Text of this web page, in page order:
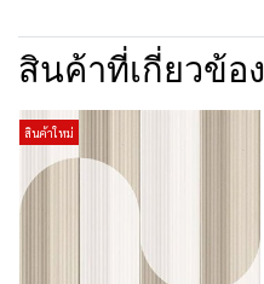
สินค้าที่เกี่ยวข้อง
สินค้าใหม่